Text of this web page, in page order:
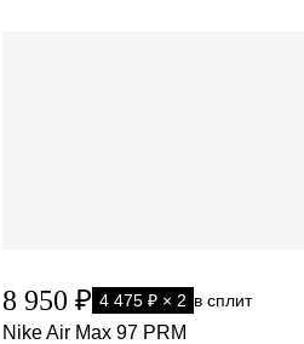
8 950 ₽ 4 475 ₽ × 2 в сплит
Nike Air Max 97 PRM